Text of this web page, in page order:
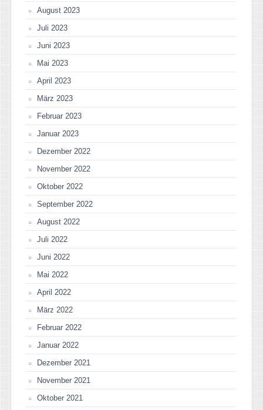
August 2023
Juli 2023
Juni 2023
Mai 2023
April 2023
März 2023
Februar 2023
Januar 2023
Dezember 2022
November 2022
Oktober 2022
September 2022
August 2022
Juli 2022
Juni 2022
Mai 2022
April 2022
März 2022
Februar 2022
Januar 2022
Dezember 2021
November 2021
Oktober 2021